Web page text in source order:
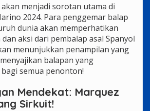
menjadi sorotan utama di
2024. Para penggemar balap
dunia akan memperhatikan
aksi dari pembalap asal Spanyol
menunjukkan penampilan yang
balapan yang
semua penonton!
Mendekat: Marquez
Sirkuit!